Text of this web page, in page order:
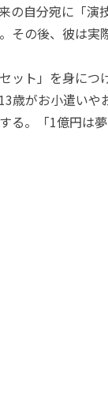
の自分宛に「
その後、彼は実
ット」を身につ
歳がお小遣い
る。「1億円は